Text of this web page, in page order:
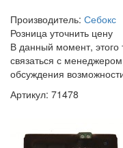
Производитель: Себокс
Розница уточнить цену
В данный момент,
связаться с
обсуждения
Артикул: 71478